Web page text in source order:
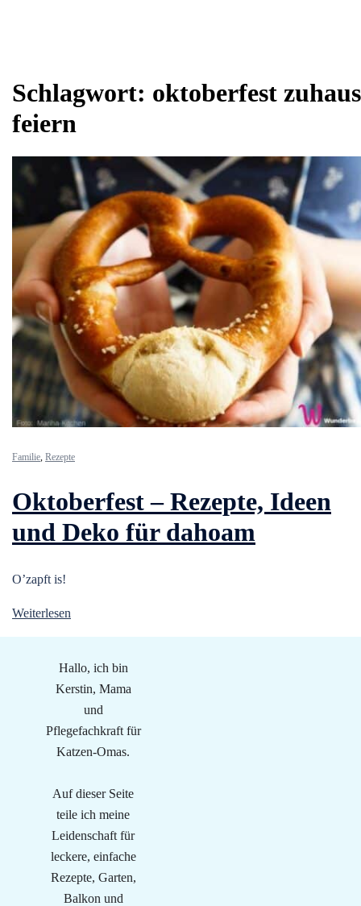
Schlagwort: oktoberfest
feiern
Familie, Rezepte
Oktoberfest – Rezepte, Ideen
und Deko für dahoam
O’zapft is!
Weiterlesen
Hallo, ich bin
Kerstin, Mama
und
Pflegefachkraft für
Katzen-Omas.
Auf dieser Seite
teile ich meine
Leidenschaft für
leckere, einfache
Rezepte, Garten,
Balkon und